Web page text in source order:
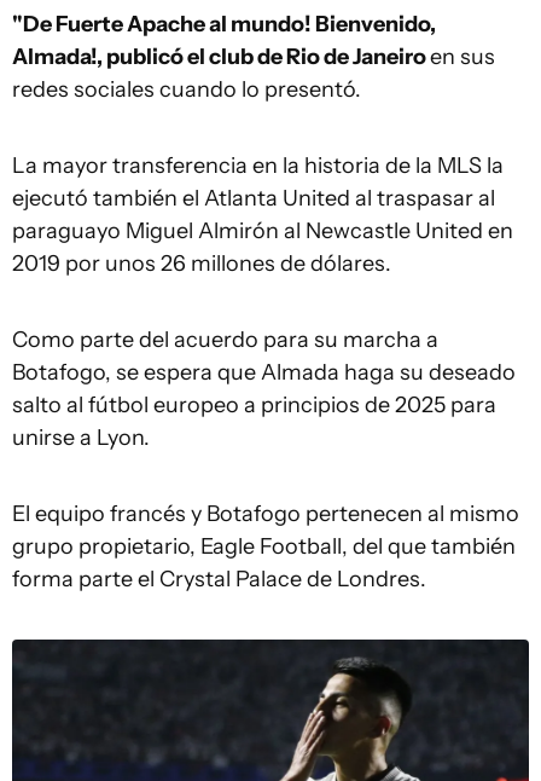
"De Fuerte Apache al mundo! Bienvenido,
Almada!, publicó el club de Rio de Janeiroen sus
redes sociales cuando lo presentó.
La mayor transferencia en la historia de la MLS la
ejecutó también el Atlanta United al traspasar al
paraguayo Miguel Almirón al Newcastle United en
2019 por unos 26 millones de dólares.
Como parte del acuerdo para su marcha a
Botafogo, se espera que Almada haga su deseado
salto al fútbol europeo a principios de 2025 para
unirse a Lyon.
El equipo francés y Botafogo pertenecen al mismo
grupo propietario, Eagle Football, del que también
forma parte el Crystal Palace de Londres.